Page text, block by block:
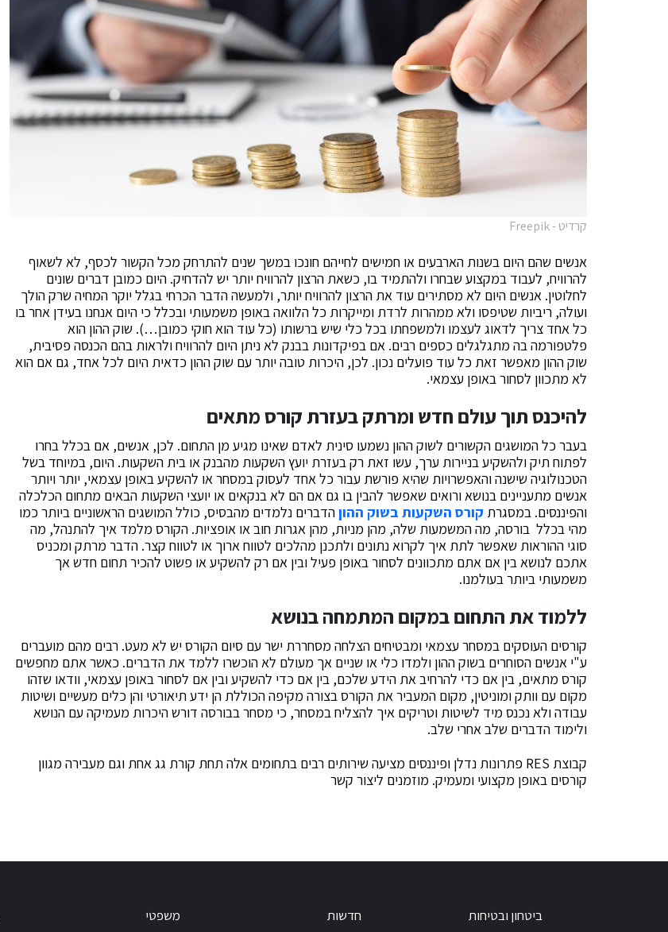
קרדיט - Freepik
אנשים שהם היום בשנות הארבעים או חמישים לחייהם חונכו במשך שנים להתרחק מכל הקשור לכסף, לא לשאוף
להרוויח, לעבוד במקצוע שבחרו ולהתמיד בו, כשאת הרצון להרוויח יותר יש להדחיק. היום כמובן דברים שונים
לחלוטין. אנשים היום לא מסתירים עוד את הרצון להרוויח יותר, ולמעשה הדבר הכרחי בגלל יוקר המחיה שרק הולך
ועולה, ריביות שטיפסו ולא ממהרות לרדת ומייקרות כל הלוואה באופן משמעותי ובכלל כי היום אנחנו בעידן אחר בו
כל אחד צריך לדאוג לעצמו ולמשפחתו בכל כלי שיש ברשותו (כל עוד הוא חוקי כמובן…). שוק ההון הוא
פלטפורמה בה מתגלגלים כספים רבים. אם בפיקדונות בבנק לא ניתן היום להרוויח ולראות בהם הכנסה פסיבית,
שוק ההון מאפשר זאת כל עוד פועלים נכון. לכן, היכרות טובה יותר עם שוק ההון כדאית היום לכל אחד, גם אם הוא
לא מתכוון לסחור באופן עצמאי.
להיכנס תוך עולם חדש ומרתק בעזרת קורס מתאים
בעבר כל המושגים הקשורים לשוק ההון נשמעו סינית לאדם שאינו מגיע מן התחום. לכן, אנשים, אם בכלל בחרו
לפתוח תיק ולהשקיע בניירות ערך, עשו זאת רק בעזרת יועץ השקעות מהבנק או בית השקעות. היום, במיוחד בשל
הטכנולוגיה שישנה והאפשרויות שהיא פורשת עבור כל אחד לעסוק במסחר או להשקיע באופן עצמאי, יותר ויותר
אנשים מתעניינים בנושא ורואים שאפשר להבין בו גם אם הם לא בנקאים או יועצי השקעות הבאים מתחום הכלכלה
והפיננסים. במסגרת קורס השקעות בשוק ההוןהדברים נלמדים מהבסיס, כולל המושגים הראשוניים ביותר כמו
מהי בכלל בורסה, מה המשמעות שלה, מהן מניות, מהן אגרות חוב או אופציות. הקורס מלמד איך להתנהל, מה
סוגי ההוראות שאפשר לתת איך לקרוא נתונים ולתכנן מהלכים לטווח ארוך או לטווח קצר. הדבר מרתק ומכניס
אתכם לנושא בין אם אתם מתכוונים לסחור באופן פעיל ובין אם רק להשקיע או פשוט להכיר תחום חדש אך
משמעותי ביותר בעולמנו.
ללמוד את התחום במקום המתמחה בנושא
קורסים העוסקים במסחר עצמאי ומבטיחים הצלחה מסחררת ישר עם סיום הקורס יש לא מעט. רבים מהם מועברים
ע"י אנשים הסוחרים בשוק ההון ולמדו כלי או שניים אך מעולם לא הוכשרו ללמד את הדברים. כאשר אתם מחפשים
קורס מתאים, בין אם כדי להרחיב את הידע שלכם, בין אם כדי להשקיע ובין אם לסחור באופן עצמאי, וודאו שזהו
מקום עם וותק ומוניטין, מקום המעביר את הקורס בצורה מקיפה הכוללת הן ידע תיאורטי והן כלים מעשיים ושיטות
עבודה ולא נכנס מיד לשיטות וטריקים איך להצליח במסחר, כי מסחר בבורסה דורש היכרות מעמיקה עם הנושא
ולימוד הדברים שלב אחרי שלב.
קבוצת RES פתרונות נדלן ופיננסים מציעה שירותים רבים בתחומים אלה תחת קורת גג אחת וגם מעבירה מגוון
קורסים באופן מקצועי ומעמיק. מוזמנים ליצור קשר
ביטחון ובטיחות חדשות משפטי